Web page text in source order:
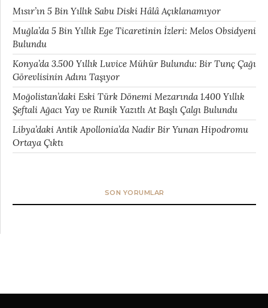
Mısır’ın 5 Bin Yıllık Sabu Diski Hâlâ Açıklanamıyor
Muğla’da 5 Bin Yıllık Ege Ticaretinin İzleri: Melos Obsidyeni
Bulundu
Konya’da 3.500 Yıllık Luvice Mühür Bulundu: Bir Tunç Çağı
Görevlisinin Adını Taşıyor
Moğolistan’daki Eski Türk Dönemi Mezarında 1.400 Yıllık
Şeftali Ağacı Yay ve Runik Yazıtlı At Başlı Çalgı Bulundu
Libya’daki Antik Apollonia’da Nadir Bir Yunan Hipodromu
Ortaya Çıktı
SON YORUMLAR